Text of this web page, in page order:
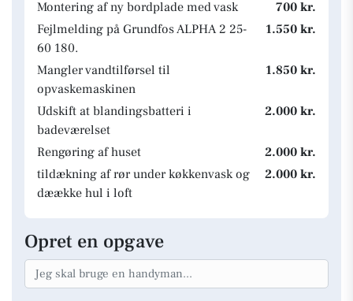
Montering af ny bordplade med vask
700 kr.
Fejlmelding på Grundfos ALPHA 2 25-
60 180.
1.550 kr.
Mangler vandtilførsel til
opvaskemaskinen
1.850 kr.
Udskift at blandingsbatteri i
badeværelset
2.000 kr.
Rengøring af huset
2.000 kr.
tildækning af rør under køkkenvask og
dæække hul i loft
2.000 kr.
Opret en opgave